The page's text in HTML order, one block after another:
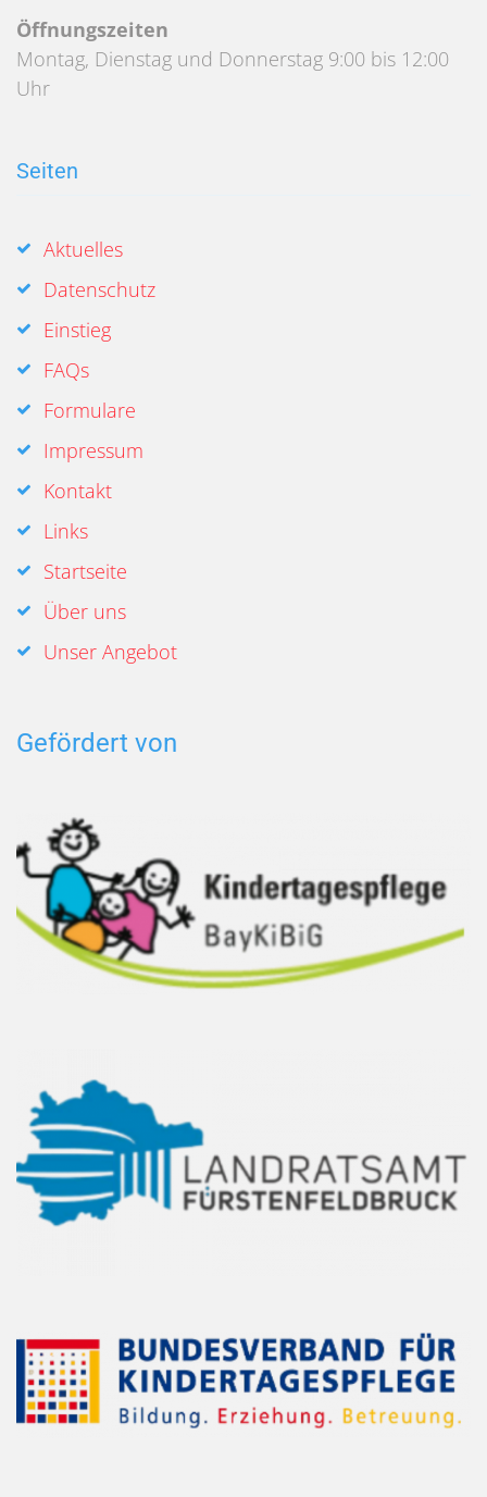
Öffnungszeiten
Montag, Dienstag und Donnerstag 9:00 bis 12:00
Uhr
Seiten
Aktuelles
Datenschutz
Einstieg
FAQs
Formulare
Impressum
Kontakt
Links
Startseite
Über uns
Unser Angebot
Gefördert von